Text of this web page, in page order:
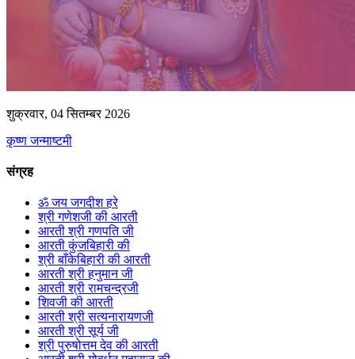
शुक्रवार, 04 सितम्बर 2026
कृष्ण जन्माष्टमी
संग्रह
ॐ जय जगदीश हरे
श्री गणेशजी की आरती
आरती श्री गणपति जी
आरती कुंजबिहारी की
श्री बाँकेबिहारी की आरती
आरती श्री हनुमान जी
आरती श्री रामचन्द्रजी
शिवजी की आरती
आरती श्री सत्यनारायणजी
आरती श्री सूर्य जी
श्री पुरुषोत्तम देव की आरती